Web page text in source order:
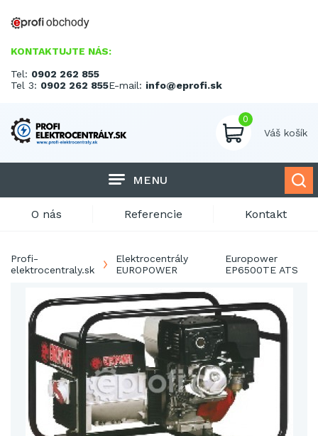
KONTAKTUJTE NÁS:
Tel: 0902 262 855
Tel 3: 0902 262 855E-mail: info@eprofi.sk
0
Váš košík
MENU
O nás Referencie Kontakt
Profi-
elektrocentraly.sk
Elektrocentrály
EUROPOWER
Europower
EP6500TE ATS